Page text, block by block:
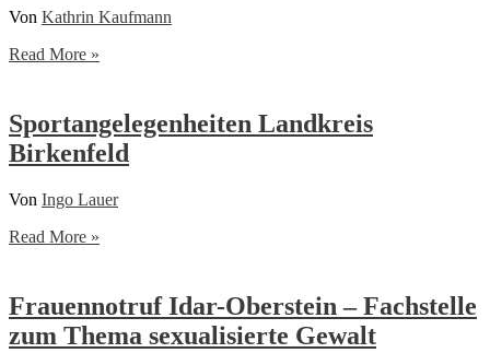
Von Kathrin Kaufmann
Beratung
Teilhabe
Read More »
Sportangelegenheiten Landkreis
Birkenfeld
Von Ingo Lauer
Sportangelegenheiten
Read More »
Frauennotruf Idar-Oberstein – Fachstelle
zum Thema sexualisierte Gewalt